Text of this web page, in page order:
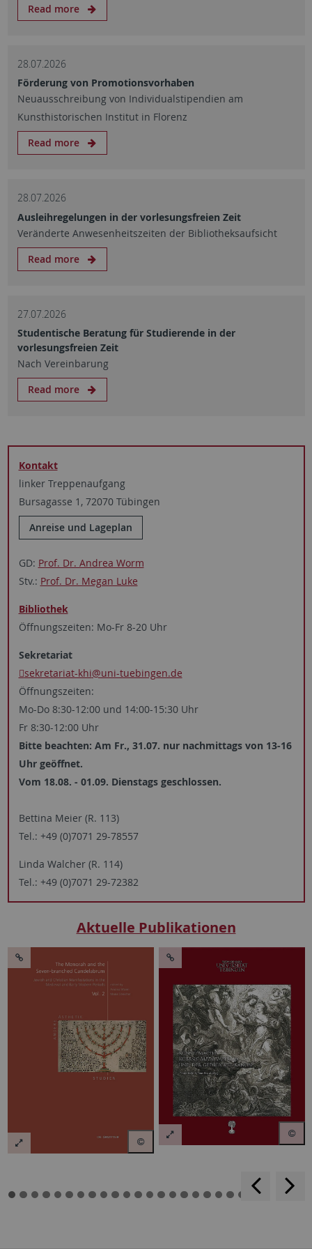
Read more
28.07.2026
Förderung von Promotionsvorhaben
Neuausschreibung von Individualstipendien am
Kunsthistorischen Institut in Florenz
Read more
28.07.2026
Ausleihregelungen in der vorlesungsfreien Zeit
Veränderte Anwesenheitszeiten der Bibliotheksaufsicht
Read more
27.07.2026
Studentische Beratung für Studierende in der
vorlesungsfreien Zeit
Nach Vereinbarung
Read more
Kontakt
linker Treppenaufgang
Bursagasse 1, 72070 Tübingen
Anreise und Lageplan
GD: Prof. Dr. Andrea Worm
Stv.: Prof. Dr. Megan Luke
Bibliothek
Öffnungszeiten: Mo-Fr 8-20 Uhr
Sekretariat
sekretariat-khi@uni-tuebingen.de
Öffnungszeiten:
Mo-Do 8:30-12:00 und 14:00-15:30 Uhr
Fr 8:30-12:00 Uhr
Bitte beachten: Am Fr., 31.07. nur nachmittags von 13-16
Uhr geöffnet.
Vom 18.08. - 01.09. Dienstags geschlossen.
Bettina Meier (R. 113)
Tel.: +49 (0)7071 29-78557
Linda Walcher (R. 114)
Tel.: +49 (0)7071 29-72382
Aktuelle Publikationen